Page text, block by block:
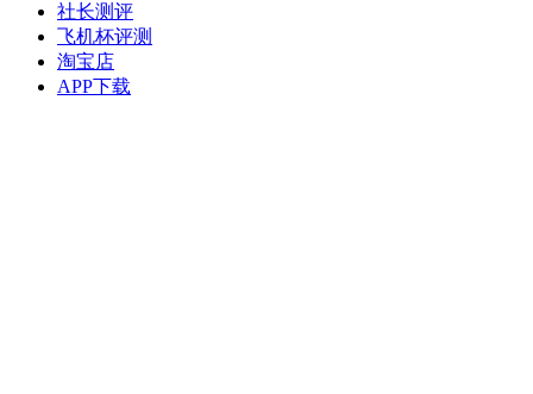
社长测评
飞机杯评测
淘宝店
APP下载